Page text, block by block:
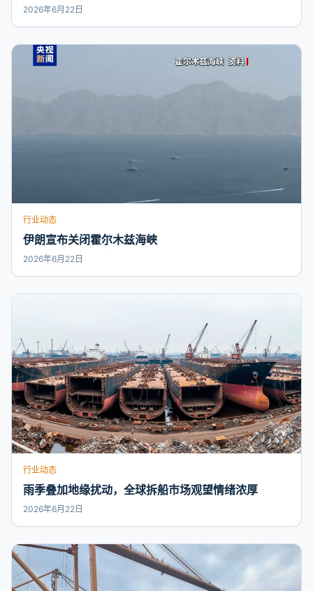
2026年6月22日
行业动态
伊朗宣布关闭霍尔木兹海峡
2026年6月22日
行业动态
雨季叠加地缘扰动，全球拆船市场观望情绪浓厚
2026年6月22日